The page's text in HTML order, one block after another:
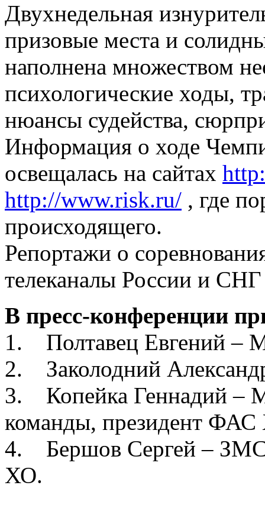
Двухнедельная
призовые места и
наполнена множеством
психологические ходы,
нюансы судейства,
Информация о ходе
освещалась на сайтах
http://www.risk.ru/ , где
происходящего.
Репортажи о
телеканалы России и
В пресс-конференции
1. Полтавец Евгений –
2. Заколодний
3. Копейка Геннадий –
команды, президент
4. Бершов Сергей –
ХО.